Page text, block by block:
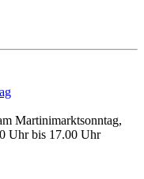
Martinimarktsonntag,
Uhr bis 17.00 Uhr